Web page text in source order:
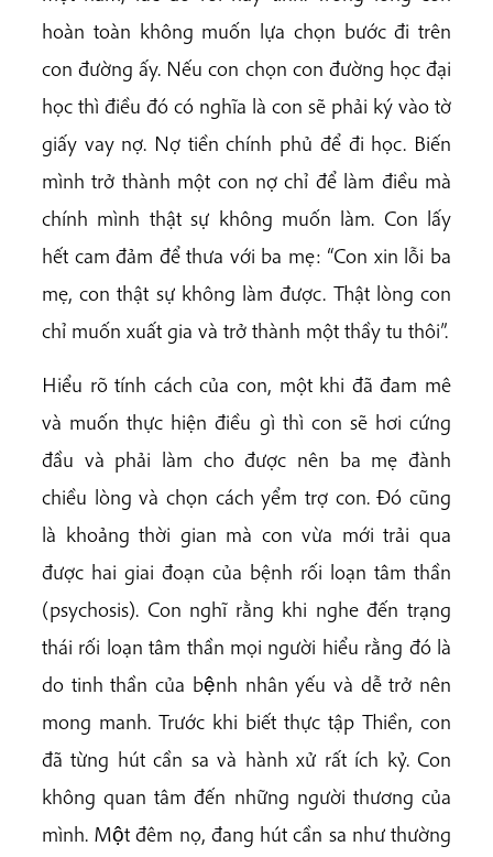
hoàn toàn không muốn lựa chọn bước đi trên
con đường ấy. Nếu con chọn con đường học đại
học thì điều đó có nghĩa là con sẽ phải ký vào tờ
giấy vay nợ. Nợ tiền chính phủ để đi học. Biến
mình trở thành một con nợ chỉ để làm điều mà
chính mình thật sự không muốn làm. Con lấy
hết cam đảm để thưa với ba mẹ: “Con xin lỗi ba
mẹ, con thật sự không làm được. Thật lòng con
chỉ muốn xuất gia và trở thành một thầy tu thôi”.
Hiểu rõ tính cách của con, một khi đã đam mê
và muốn thực hiện điều gì thì con sẽ hơi cứng
đầu và phải làm cho được nên ba mẹ đành
chiều lòng và chọn cách yểm trợ con. Đó cũng
là khoảng thời gian mà con vừa mới trải qua
được hai giai đoạn của bệnh rối loạn tâm thần
(psychosis). Con nghĩ rằng khi nghe đến trạng
thái rối loạn tâm thần mọi người hiểu rằng đó là
do tinh thần của bệnh nhân yếu và dễ trở nên
mong manh. Trước khi biết thực tập Thiền, con
đã từng hút cần sa và hành xử rất ích kỷ. Con
không quan tâm đến những người thương của
mình. Một đêm nọ, đang hút cần sa như thường